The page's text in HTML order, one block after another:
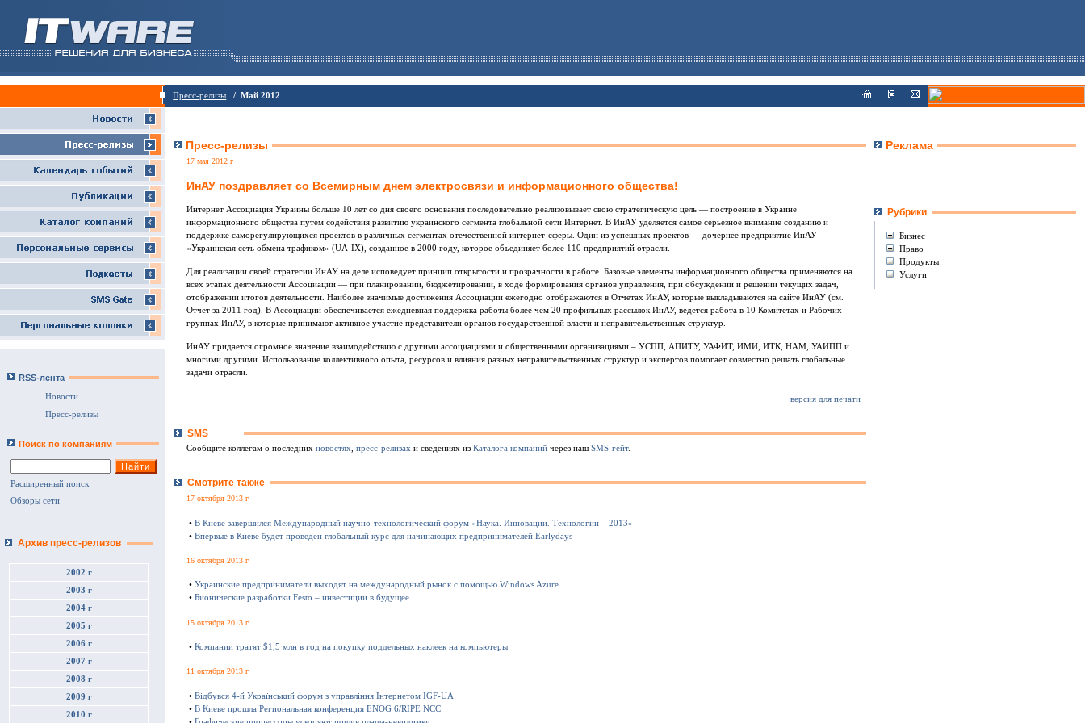
Пресс-релизы / Май 2012
RSS-лента
Новости
Пресс-релизы
Поиск по компаниям
Расширенный поиск
Обзоры сети
Архив пресс-релизов
2002 г
2003 г
2004 г
2005 г
2006 г
2007 г
2008 г
2009 г
2010 г
Пресс-релизы
17 мая 2012 г
ИнАУ поздравляет со Всемирным днем электросвязи и информационного общества!
Интернет Ассоциация Украины больше 10 лет со дня своего основания последовательно реализовывает свою стратегическую цель — построение в Украине
информационного общества путем содействия развитию украинского сегмента глобальной сети Интернет. В ИнАУ уделяется самое серьезное внимание созданию и
поддержке саморегулирующихся проектов в различных сегментах отечественной интернет-сферы. Один из успешных проектов — дочернее предприятие ИнАУ
«Украинская сеть обмена трафиком» (UA-IX), созданное в 2000 году, которое объединяет более 110 предприятий отрасли.
Для реализации своей стратегии ИнАУ на деле исповедует принцип открытости и прозрачности в работе. Базовые элементы информационного общества применяются на
всех этапах деятельности Ассоциации — при планировании, бюджетировании, в ходе формирования органов управления, при обсуждении и решении текущих задач,
отображении итогов деятельности. Наиболее значимые достижения Ассоциации ежегодно отображаются в Отчетах ИнАУ, которые выкладываются на сайте ИнАУ (см.
Отчет за 2011 год). В Ассоциации обеспечивается ежедневная поддержка работы более чем 20 профильных рассылок ИнАУ, ведется работа в 10 Комитетах и Рабочих
группах ИнАУ, в которые принимают активное участие представители органов государственной власти и неправительственных структур.
ИнАУ придается огромное значение взаимодействию с другими ассоциациями и общественными организациями – УСПП, АПИТУ, УАФИТ, ИМИ, ИТК, НАМ, УАИПП и
многими другими. Использование коллективного опыта, ресурсов и влияния разных неправительственных структур и экспертов помогает совместно решать глобальные
задачи отрасли.
версия для печати
SMS
Сообщите коллегам о последних новостях пресс-релизах и сведениях из Каталога компаний через наш SMS-гейт.
Смотрите также
17 октября 2013 г
• В Киеве завершился Международный научно-технологический форум «Наука. Инновации. Технологии – 2013»
• Впервые в Киеве будет проведен глобальный курс для начинающих предпринимателей Earlydays
16 октября 2013 г
• Украинские предприниматели выходят на международный рынок с помощью Windows Azure
• Бионические разработки Festo – инвестиции в будущее
15 октября 2013 г
• Компании тратят $1,5 млн в год на покупку поддельных наклеек на компьютеры
11 октября 2013 г
• Відбувся 4-й Український форум з управління Інтернетом IGF-UA
• В Киеве прошла Региональная конференция ENOG 6/RIPE NCC
Реклама
Рубрики
Бизнес
Право
Продукты
Услуги